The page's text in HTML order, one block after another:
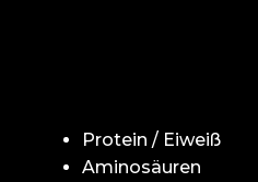
Protein / Eiweiß
Aminosäuren